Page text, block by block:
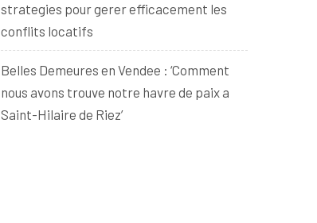
strategies pour gerer efficacement les
conflits locatifs
Belles Demeures en Vendee : ‘Comment
nous avons trouve notre havre de paix a
Saint-Hilaire de Riez’